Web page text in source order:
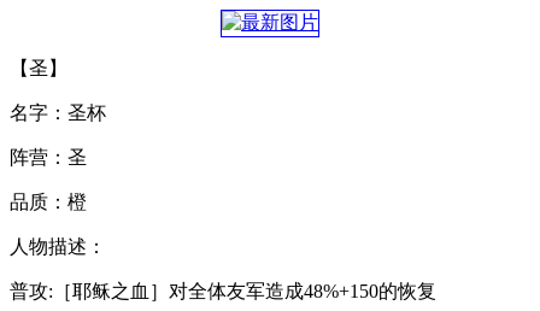
【圣】
名字：圣杯
阵营：圣
品质：橙
人物描述：
普攻:［耶稣之血］对全体友军造成48%+150的恢复